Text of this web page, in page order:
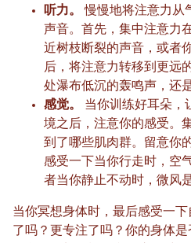
听力。
慢慢地将注意力从
声音。首先，集中注意
近树枝断裂的声音，或者
后，将注意力转移到更远
处瀑布低沉的轰鸣声，还
感觉。
当你训练好耳朵，
境之后，注意你的感受。
到了哪些肌肉群。留意你
感受一下当你行走时，空
者当你静止不动时，微风
当你冥想身体时，最后感受一
了吗？更专注了吗？你的身体